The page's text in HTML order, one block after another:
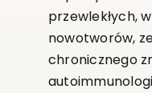
przewlekłych,
nowotworów,
chronicznego